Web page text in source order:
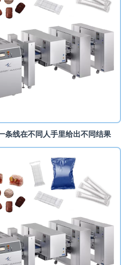
条线在不同人手里给出不同结果